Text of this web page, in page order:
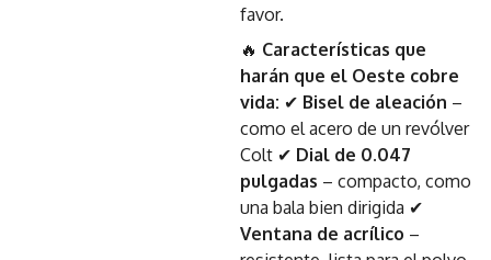
favor.
🔥 Características que
harán que el Oeste cobre
vida: ✔ Bisel de aleación –
como el acero de un revólver
Colt ✔ Dial de 0.047
pulgadas – compacto, como
una bala bien dirigida ✔
Ventana de acrílico –